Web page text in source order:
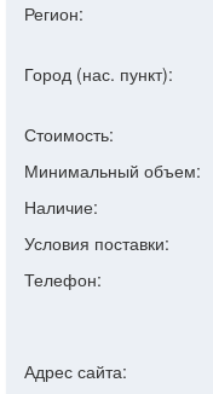
Регион:
Город (нас. пункт):
Стоимость:
Минимальный объем:
Наличие:
Условия поставки:
Телефон:
Адрес сайта: